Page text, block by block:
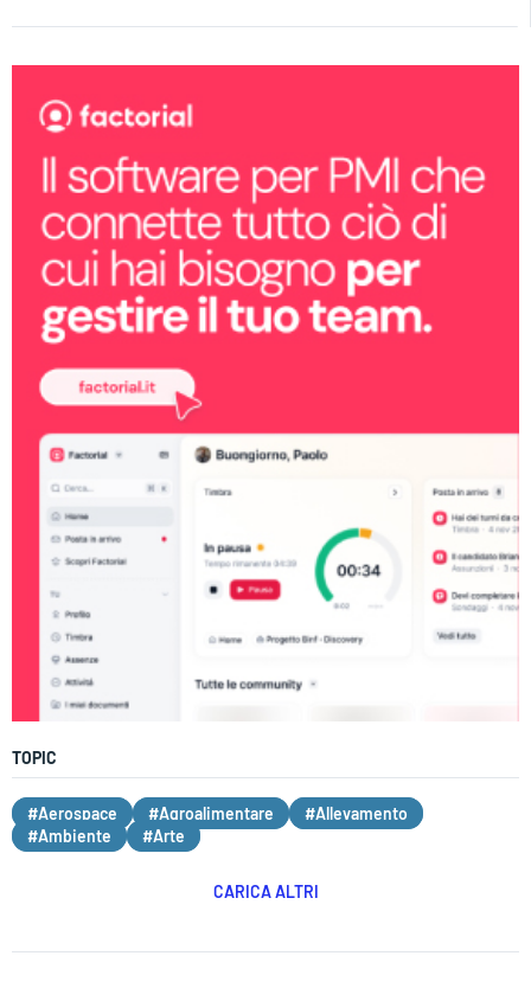
TOPIC
#Aerospace #Agroalimentare
#Allevamento
#Ambiente
#Arte
CARICA ALTRI